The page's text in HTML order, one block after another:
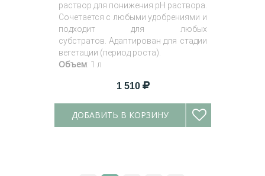
раствор для понижения pH раствора.
Сочетается с любыми удобрениями и
подходит для любых
субстратов. Адаптирован для стадии
вегетации (период роста).
Объем: 1 л
1 510
ДОБАВИТЬ В КОРЗИНУ